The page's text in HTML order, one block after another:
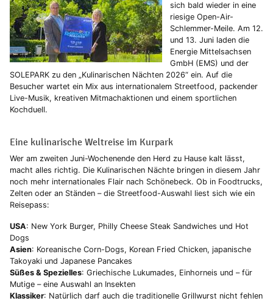
sich bald wieder in eine
riesige Open-Air-
Schlemmer-Meile. Am 12.
und 13. Juni laden die
Energie Mittelsachsen
GmbH (EMS) und der
SOLEPARK zu den „Kulinarischen Nächten 2026“ ein. Auf die
Besucher wartet ein Mix aus internationalem Streetfood, packender
Live-Musik, kreativen Mitmachaktionen und einem sportlichen
Kochduell.
Eine kulinarische Weltreise im Kurpark
Wer am zweiten Juni-Wochenende den Herd zu Hause kalt lässt,
macht alles richtig. Die Kulinarischen Nächte bringen in diesem Jahr
noch mehr internationales Flair nach Schönebeck. Ob in Foodtrucks,
Zelten oder an Ständen – die Streetfood-Auswahl liest sich wie ein
Reisepass:
USA: New York Burger, Philly Cheese Steak Sandwiches und Hot
Dogs
Asien: Koreanische Corn-Dogs, Korean Fried Chicken, japanische
Takoyaki und Japanese Pancakes
Süßes & Spezielles: Griechische Lukumades, Einhorneis und – für
Mutige – eine Auswahl an Insekten
Klassiker: Natürlich darf auch die traditionelle Grillwurst nicht fehlen